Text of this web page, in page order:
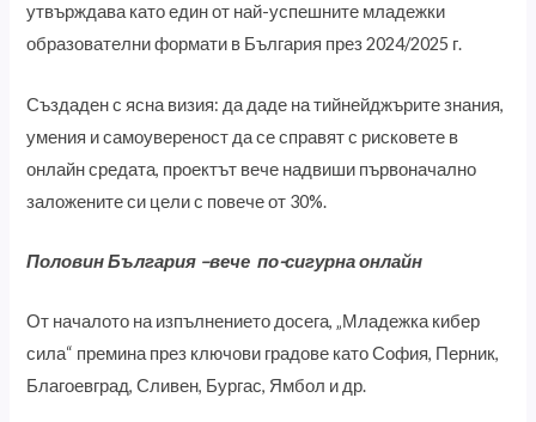
утвърждава като един от най-успешните младежки
образователни формати в България през 2024/2025 г.
Създаден с ясна визия: да даде на тийнейджърите знания,
умения и самоувереност да се справят с рисковете в
онлайн средата, проектът вече надвиши първоначално
заложените си цели с повече от 30%.
Половин България –вече по-сигурна онлайн
От началото на изпълнението досега, „Младежка кибер
сила“ премина през ключови градове като София, Перник,
Благоевград, Сливен, Бургас, Ямбол и др.